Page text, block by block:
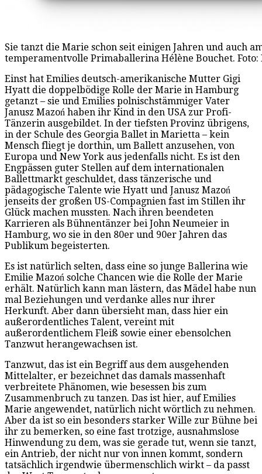
Sie tanzt die Marie schon seit einigen Jahren und auch
temperamentvolle Primaballerina Hélène Bouchet.
Einst hat Emilies deutsch-amerikanische Mutter Gigi
Hyatt die doppelbödige Rolle der Marie in Hamburg
getanzt – sie und Emilies polnischstämmiger Vater
Janusz Mazoń haben ihr Kind in den USA zur Profi-
Tänzerin ausgebildet. In der tiefsten Provinz übrigens,
in der Schule des Georgia Ballet in Marietta – kein
Mensch fliegt je dorthin, um Ballett anzusehen, von
Europa und New York aus jedenfalls nicht. Es ist den
Engpässen guter Stellen auf dem internationalen
Ballettmarkt geschuldet, dass tänzerische und
pädagogische Talente wie Hyatt und Janusz Mazoń
jenseits der großen US-Compagnien fast im Stillen ihr
Glück machen mussten. Nach ihren beendeten
Karrieren als Bühnentänzer bei John Neumeier in
Hamburg, wo sie in den 80er und 90er Jahren das
Publikum begeisterten.
Es ist natürlich selten, dass eine so junge Ballerina wie
Emilie Mazoń solche Chancen wie die Rolle der Marie
erhält. Natürlich kann man lästern, das Mädel habe nun
mal Beziehungen und verdanke alles nur ihrer
Herkunft. Aber dann übersieht man, dass hier ein
außerordentliches Talent, vereint mit
außerordentlichem Fleiß sowie einer ebensolchen
Tanzwut herangewachsen ist.
Tanzwut, das ist ein Begriff aus dem ausgehenden
Mittelalter, er bezeichnet das damals massenhaft
verbreitete Phänomen, wie besessen bis zum
Zusammenbruch zu tanzen. Das ist hier, auf Emilies
Marie angewendet, natürlich nicht wörtlich zu nehmen.
Aber da ist so ein besonders starker Wille zur Bühne bei
ihr zu bemerken, so eine fast trotzige, ausnahmslose
Hinwendung zu dem, was sie gerade tut, wenn sie tanzt,
ein Antrieb, der nicht nur von innen kommt, sondern
tatsächlich irgendwie übermenschlich wirkt – da passt